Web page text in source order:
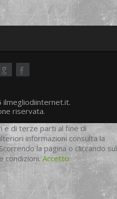
riservata.
e di terze parti al fine di
informazioni consulta la
la pagina o cliccando sul
condizioni.Accetto